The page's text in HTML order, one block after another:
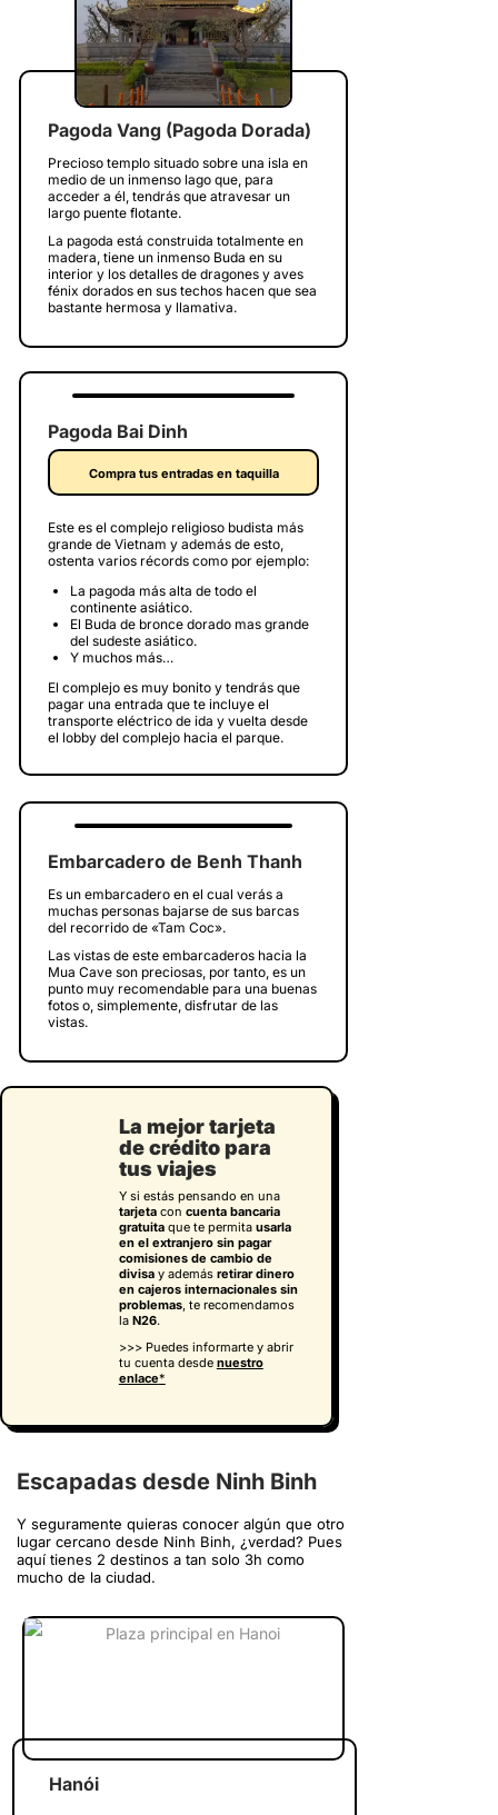
Pagoda Vang (Pagoda Dorada)
Precioso templo situado sobre una isla en
medio de un inmenso lago que, para
acceder a él, tendrás que atravesar un
largo puente flotante.
La pagoda está construida totalmente en
madera, tiene un inmenso Buda en su
interior y los detalles de dragones y aves
fénix dorados en sus techos hacen que sea
bastante hermosa y llamativa.
Pagoda Bai Dinh
Compra tus entradas en taquilla
Este es el complejo religioso budista más
grande de Vietnam y además de esto,
ostenta varios récords como por ejemplo:
La pagoda más alta de todo el
continente asiático.
El Buda de bronce dorado mas grande
del sudeste asiático.
Y muchos más…
El complejo es muy bonito y tendrás que
pagar una entrada que te incluye el
transporte eléctrico de ida y vuelta desde
el lobby del complejo hacia el parque.
Embarcadero de Benh Thanh
Es un embarcadero en el cual verás a
muchas personas bajarse de sus barcas
del recorrido de «Tam Coc».
Las vistas de este embarcaderos hacia la
Mua Cave son preciosas, por tanto, es un
punto muy recomendable para una buenas
fotos o, simplemente, disfrutar de las
vistas.
La mejor tarjeta
de crédito para
tus viajes
Y si estás pensando en una
tarjetacon cuenta bancaria
gratuitaque te permita usarla
en el extranjero sin pagar
comisiones de cambio de
divisay además retirar dinero
en cajeros internacionales sin
problemas, te recomendamos
la N26.
>>> Puedes informarte y abrir
tu cuenta desde nuestro
enlace*
Escapadas desde Ninh Binh
Y seguramente quieras conocer algún que otro
lugar cercano desde Ninh Binh, ¿verdad? Pues
aquí tienes 2 destinos a tan solo 3h como
mucho de la ciudad.
Hanói